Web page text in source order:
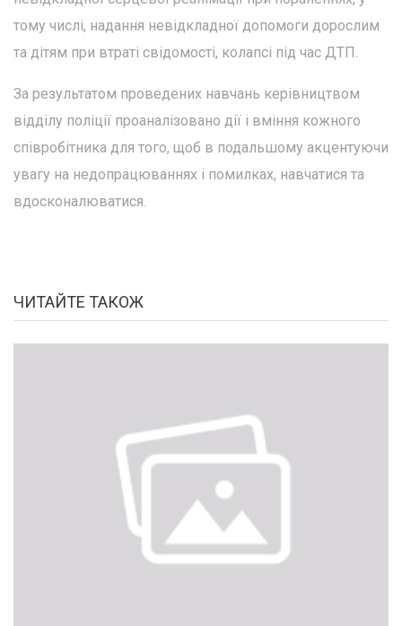
тому числі, надання невідкладної допомоги дорослим
та дітям при втраті свідомості, колапсі під час ДТП.
За результатом проведених навчань керівництвом
відділу поліції проаналізовано дії і вміння кожного
співробітника для того, щоб в подальшому акцентуючи
увагу на недопрацюваннях і помилках, навчатися та
вдосконалюватися.
ЧИТАЙТЕ ТАКОЖ